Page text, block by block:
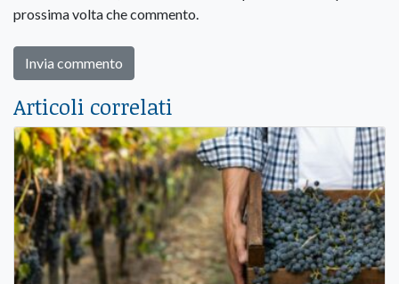
prossima volta che commento.
Articoli correlati